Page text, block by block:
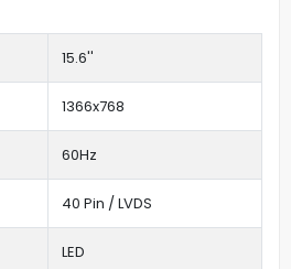
15.6''
1366x768
60Hz
40 Pin / LVDS
LED